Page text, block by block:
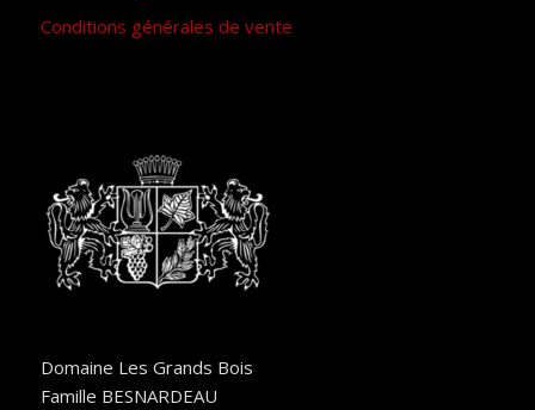
Conditions générales de vente
Domaine Les Grands Bois
Famille BESNARDEAU